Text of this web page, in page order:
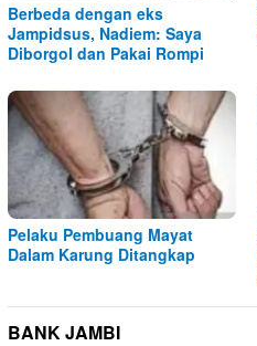
Berbeda dengan eks
Jampidsus, Nadiem: Saya
Diborgol dan Pakai Rompi
Pelaku Pembuang Mayat
Dalam Karung Ditangkap
BANK JAMBI